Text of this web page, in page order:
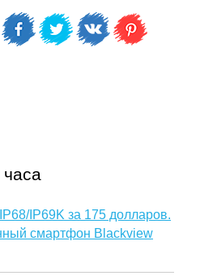
IP69K за 175 долларов.
смартфон Blackview